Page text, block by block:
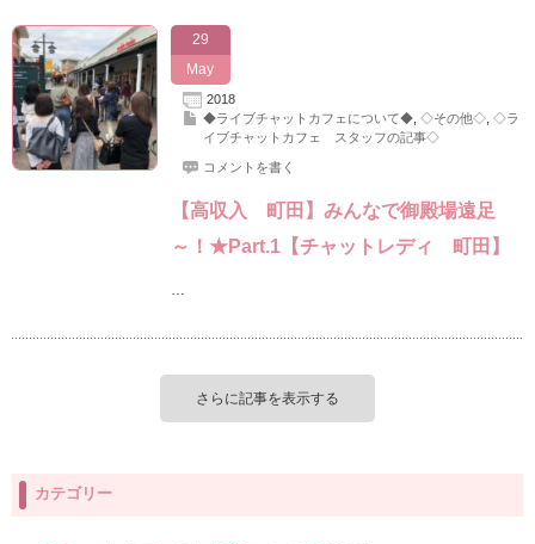
29
May
2018
◆ライブチャットカフェについて◆, ◇その他◇, ◇ラ
イブチャットカフェ スタッフの記事◇
コメントを書く
【高収入 町田】みんなで御殿場遠足
～！★Part.1【チャットレディ 町田】
…
さらに記事を表示する
カテゴリー